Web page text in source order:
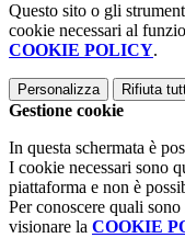
Questo sito o gli
cookie necessari al
COOKIE POLICY.
Personalizza Rifiuta
Gestione cookie
In questa schermata è
I cookie necessari sono
piattaforma e non è
Per conoscere quali
visionare la COOKIE